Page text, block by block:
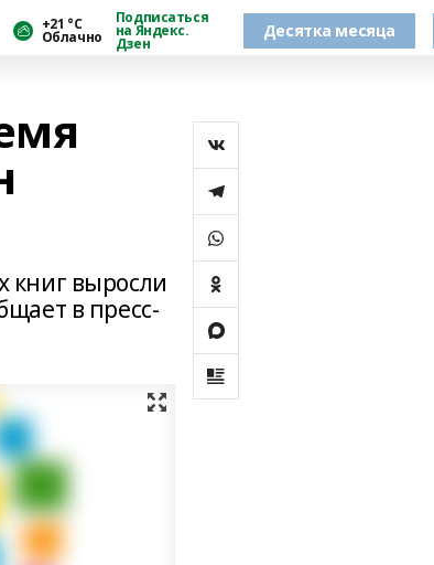
+21 °С
Облачно
Подписаться
на Яндекс.
Дзен
Десятка месяца
книг выросли
в пресс-